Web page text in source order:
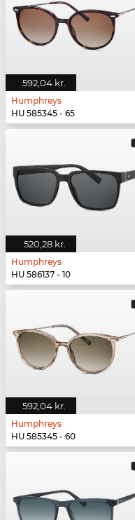
592,04 kr.
Humphreys
HU 585345 - 65
520,28 kr.
Humphreys
HU 586137 - 10
592,04 kr.
Humphreys
HU 585345 - 60